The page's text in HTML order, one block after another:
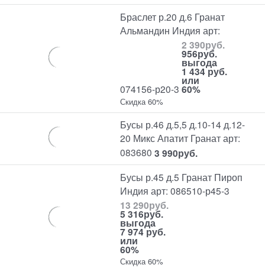
Браслет р.20 д.6 Гранат
Альмандин Индия арт:
074156-р20-3
2 390руб.
956руб.
выгода
1 434 руб.
или
60%
Скидка 60%
Бусы р.46 д.5,5 д.10-14 д.12-
20 Микс Апатит Гранат арт:
083680 3 990руб.
Бусы р.45 д.5 Гранат Пироп
Индия арт: 086510-р45-3
13 290руб.
5 316руб.
выгода
7 974 руб.
или
60%
Скидка 60%